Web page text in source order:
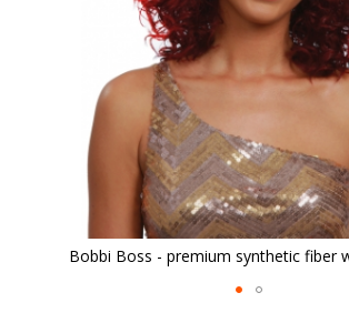
Bobbi Boss - premium synthetic fiber